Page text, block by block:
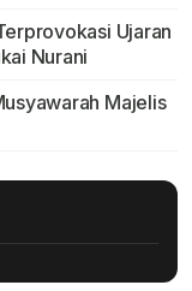
Ujaran
Nurani
Majelis